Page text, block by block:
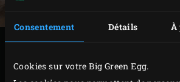
Consentement Détails À
Cookies sur votre Big Green Egg.
Faites griller les moitiés de